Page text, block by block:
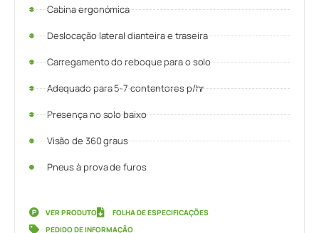
Cabina ergonómica
Deslocação lateral dianteira e traseira
Carregamento do reboque para o solo
Adequado para 5-7 contentores p/hr
Presença no solo baixo
Visão de 360 graus
Pneus à prova de furos
VER PRODUTO
FOLHA DE ESPECIFICAÇÕES
PEDIDO DE INFORMAÇÃO